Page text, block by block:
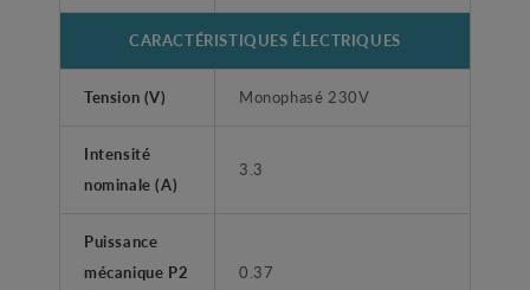
CARACTÉRISTIQUES ÉLECTRIQUES
Tension (V) Monophasé 230V
Intensité
nominale (A)
3.3
Puissance
mécanique P2
0.37